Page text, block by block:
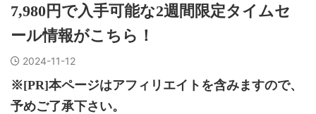
7,980円で入手可能な2週間限定タイムセ
ール情報がこちら！
2024-11-12
※[PR]本ページはアフィリエイトを含みますので、
予めご了承下さい。